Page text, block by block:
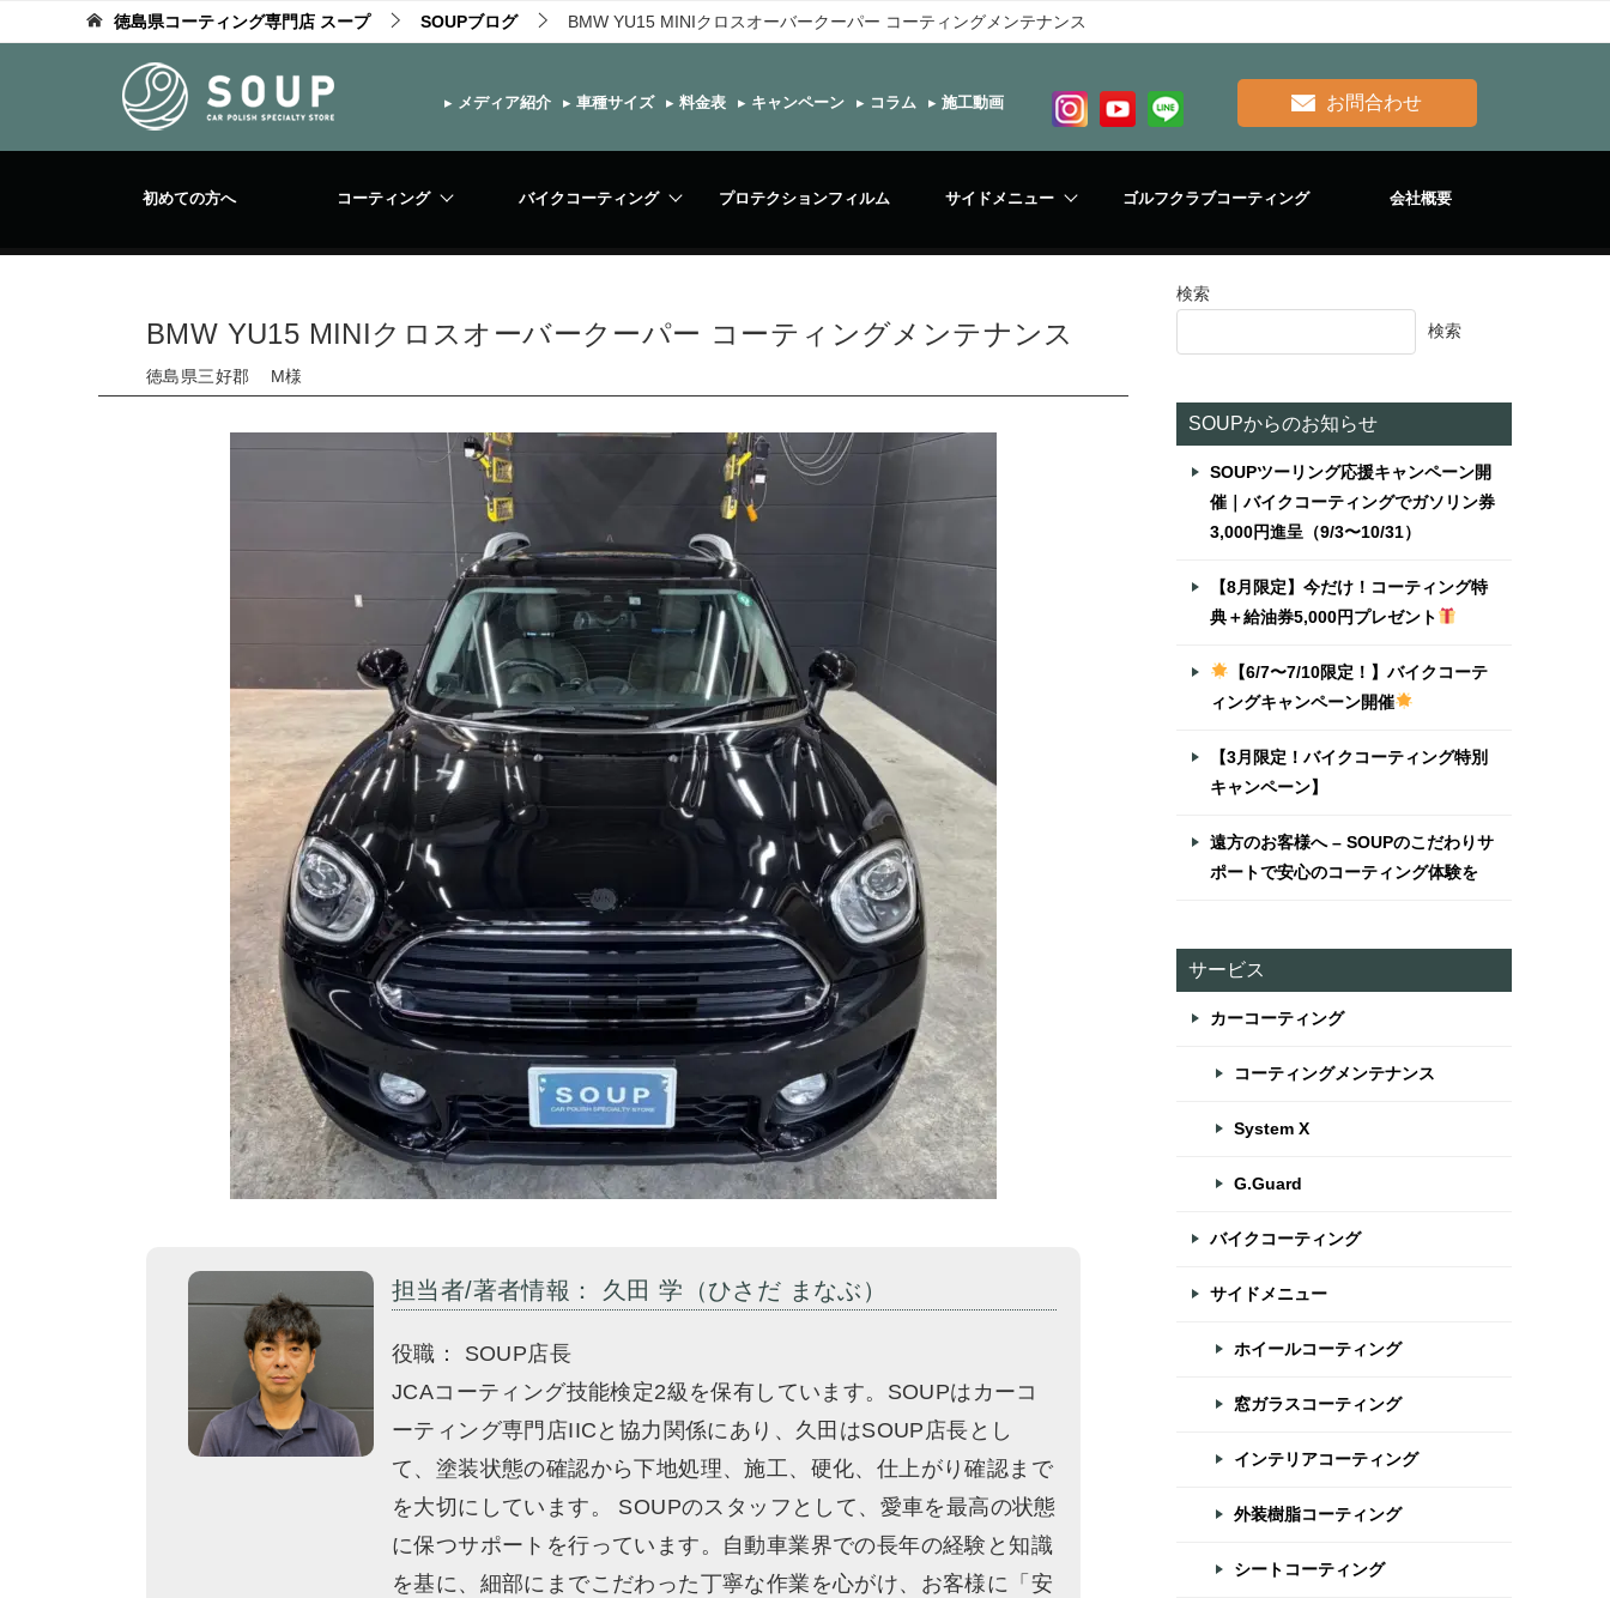
徳島県コーティング専門店 スープ SOUPブログ BMW YU15 MINIクロスオーバークーパー コーティングメンテナンス
▸ メディア紹介 ▸ 車種サイズ ▸ 料金表 ▸ キャンペーン ▸ コラム ▸ 施工動画 お問合わせ
初めての方へ コーティング バイクコーティング プロテクションフィルム サイドメニュー ゴルフクラブコーティング 会社概要
BMW YU15 MINIクロスオーバークーパー コーティングメンテナンス
徳島県三好郡 M様
担当者/著者情報： 久田 学（ひさだ まなぶ）
役職： SOUP店長
JCAコーティング技能検定2級を保有しています。SOUPはカーコ
ーティング専門店IICと協力関係にあり、久田はSOUP店長とし
て、塗装状態の確認から下地処理、施工、硬化、仕上がり確認まで
を大切にしています。 SOUPのスタッフとして、愛車を最高の状態
に保つサポートを行っています。自動車業界での長年の経験と知識
を基に、細部にまでこだわった丁寧な作業を心がけ、お客様に「安
検索
検索
SOUPからのお知らせ
SOUPツーリング応援キャンペーン開
催｜バイクコーティングでガソリン券
3,000円進呈（9/3〜10/31）
【8月限定】今だけ！コーティング特
典＋給油券5,000円プレゼント
【6/7〜7/10限定！】バイクコーテ
ィングキャンペーン開催
【3月限定！バイクコーティング特別
キャンペーン】
遠方のお客様へ – SOUPのこだわりサ
ポートで安心のコーティング体験を
サービス
カーコーティング
コーティングメンテナンス
System X
G.Guard
バイクコーティング
サイドメニュー
ホイールコーティング
窓ガラスコーティング
インテリアコーティング
外装樹脂コーティング
シートコーティング